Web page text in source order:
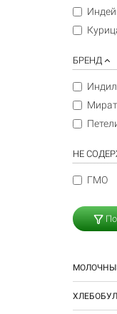
БРЕНД
НЕ
ГМО